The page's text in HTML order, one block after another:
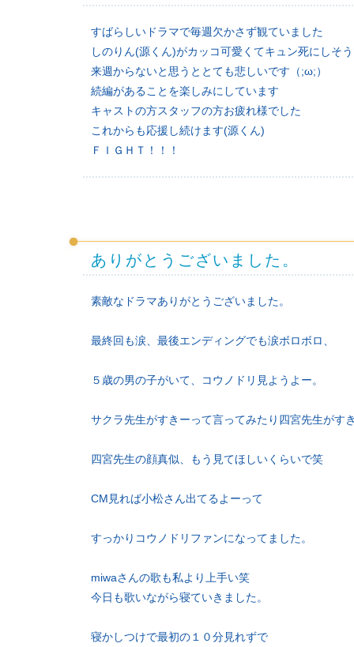
すばらしいドラマで毎週欠かさず観ていました
しのりん(源くん)がカッコ可愛くてキュン死にしそ
来週からないと思うととても悲しいです（;ω;）
続編があることを楽しみにしています
キャストの方スタッフの方お疲れ様でした
これからも応援し続けます(源くん)
ＦＩＧＨＴ！！！
ありがとうございました。
素敵なドラマありがとうございました。
最終回も涙、最後エンディングでも涙ボロボロ、
５歳の男の子がいて、コウノドリ見ようよー。
サクラ先生がすきーって言ってみたり四宮先生がす
四宮先生の顔真似、もう見てほしいくらいで笑
CM見れば小松さん出てるよーって
すっかりコウノドリファンになってました。
miwaさんの歌も私より上手い笑
今日も歌いながら寝ていきました。
寝かしつけで最初の１０分見れずで